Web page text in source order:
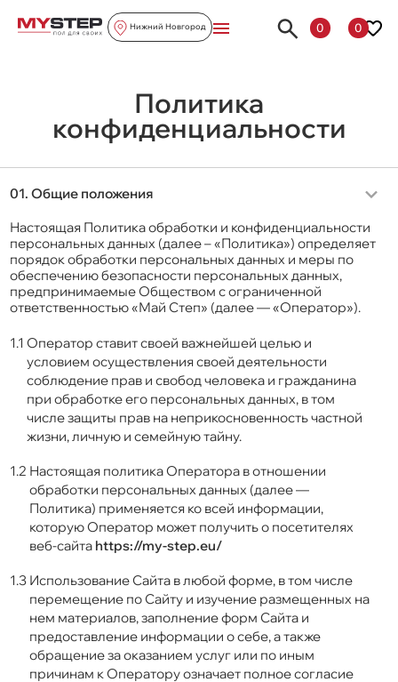
Нижний Новгород 0 0
Политика
конфиденциальности
01.Общие положения
Настоящая Политика обработки и конфиденциальности
персональных данных (далее – «Политика») определяет
порядок обработки персональных данных и меры по
обеспечению безопасности персональных данных,
предпринимаемые Обществом с ограниченной
ответственностью «Май Степ» (далее — «Оператор»).
1.1Оператор ставит своей важнейшей целью и
условием осуществления своей деятельности
соблюдение прав и свобод человека и гражданина
при обработке его персональных данных, в том
числе защиты прав на неприкосновенность частной
жизни, личную и семейную тайну.
1.2 Настоящая политика Оператора в отношении
обработки персональных данных (далее —
Политика) применяется ко всей информации,
которую Оператор может получить о посетителях
веб-сайта https://my-step.eu/
1.3 Использование Сайта в любой форме, в том числе
перемещение по Сайту и изучение размещенных на
нем материалов, заполнение форм Сайта и
предоставление информации о себе, а также
обращение за оказанием услуг или по иным
причинам к Оператору означает полное согласие